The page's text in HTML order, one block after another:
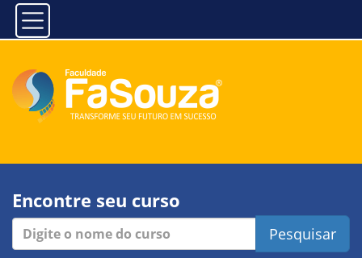
Encontre seu curso
Pesquisar